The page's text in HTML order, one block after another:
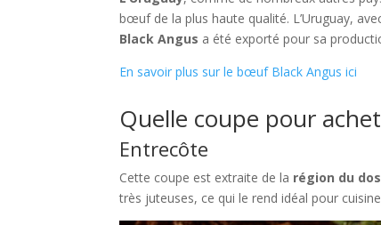
bœuf de la plus haute qualité. L’Uruguay,
Black Angus a été exporté pour sa
En savoir plus sur le bœuf Black Angus ici
Quelle coupe pour
Entrecôte
Cette coupe est extraite de la région du
très juteuses, ce qui le rend idéal pour